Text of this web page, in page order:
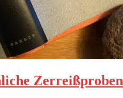
Zerreißproben